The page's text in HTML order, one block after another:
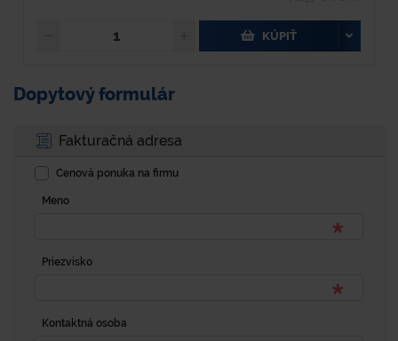
KÚPIŤ
Dopytový formulár
Fakturačná adresa
Cenová ponuka na firmu
Meno
Priezvisko
Kontaktná osoba